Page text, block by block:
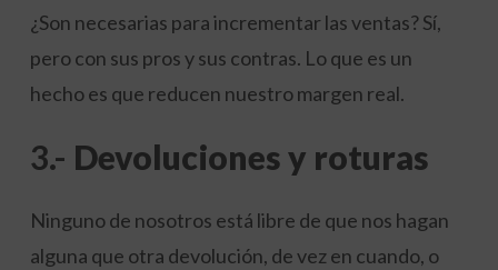
¿Son necesarias para incrementar las ventas? Sí,
pero con sus pros y sus contras. Lo que es un
hecho es que reducen nuestro margen real.
3.- Devoluciones y roturas
Ninguno de nosotros está libre de que nos hagan
alguna que otra devolución, de vez en cuando, o